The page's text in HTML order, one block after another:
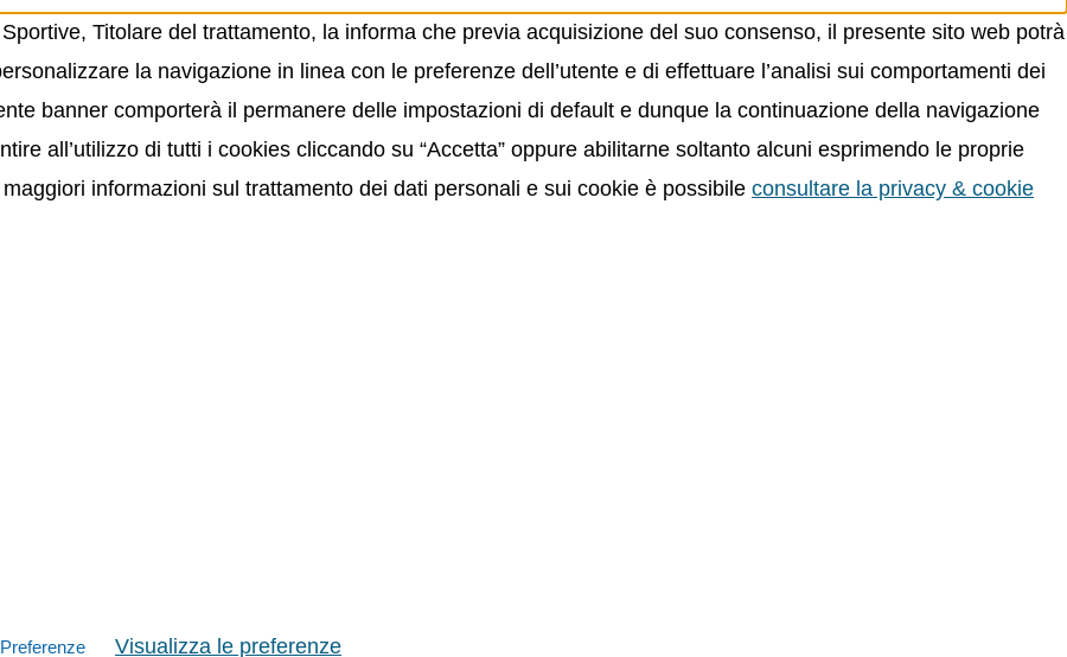
Titolare del trattamento, la informa che previa acquisizione del suo consenso, il presente sito web potrà
la navigazione in linea con le preferenze dell’utente e di effettuare l’analisi sui comportamenti dei
banner comporterà il permanere delle impostazioni di default e dunque la continuazione della navigazione
all’utilizzo di tutti i cookies cliccando su “Accetta” oppure abilitarne soltanto alcuni esprimendo le proprie
informazioni sul trattamento dei dati personali e sui cookie è possibile consultare la privacy & cookie
Visualizza le preferenze